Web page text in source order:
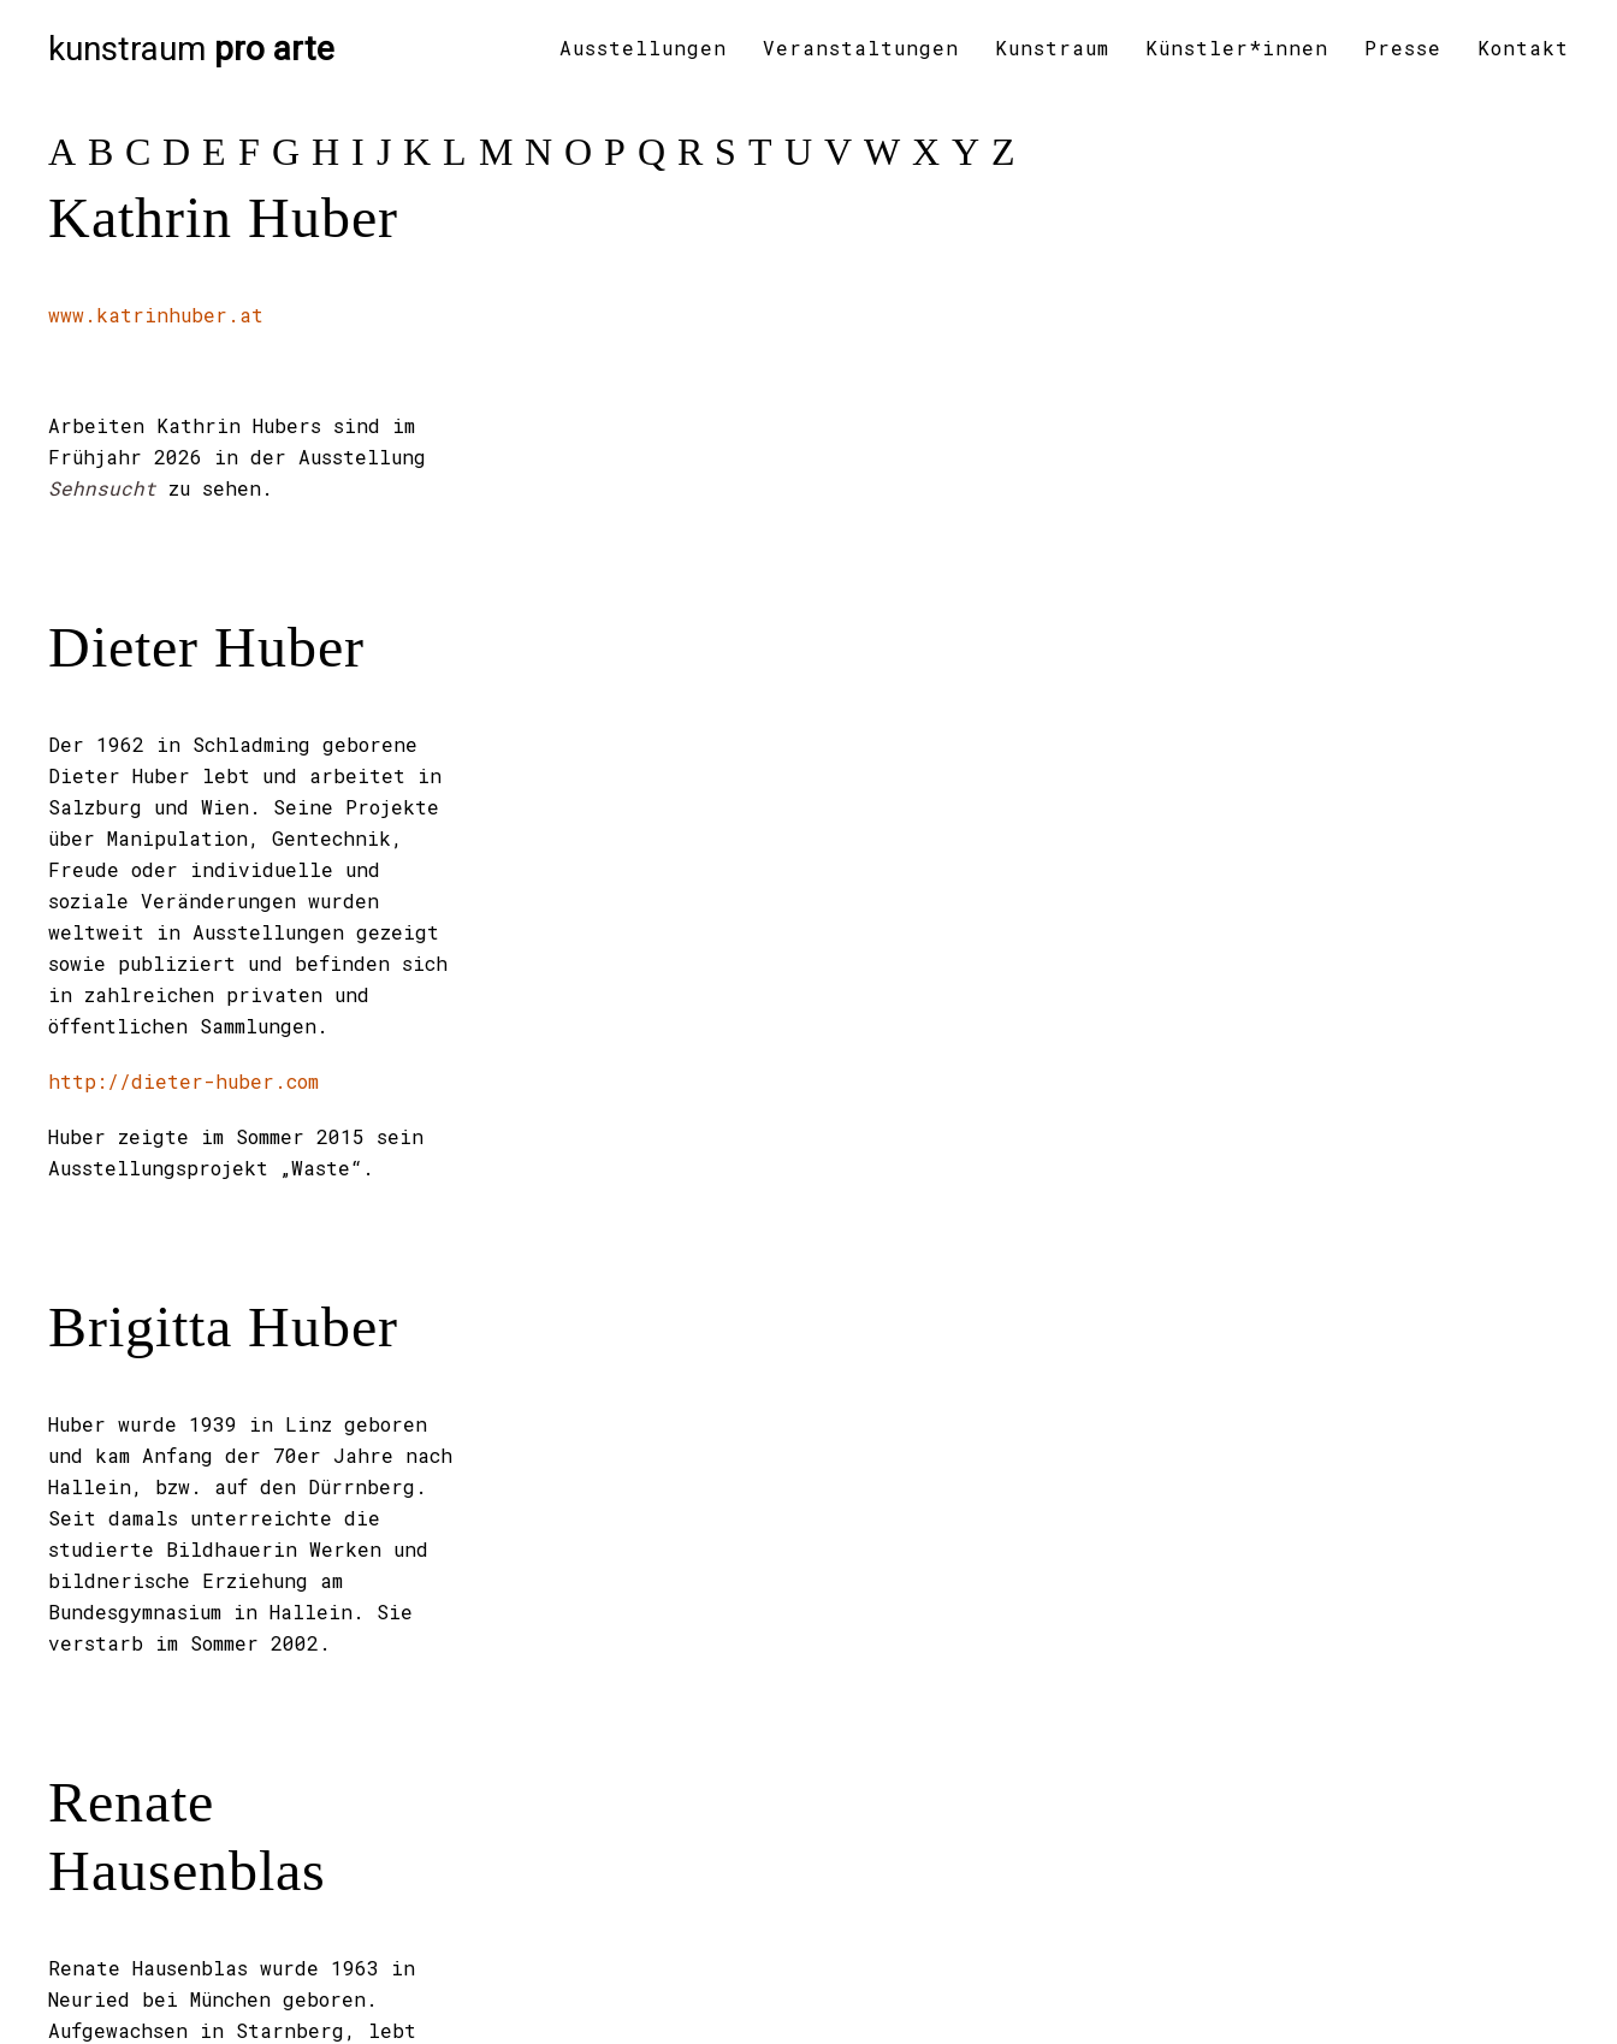
kunstraum pro arte Ausstellungen Veranstaltungen Kunstraum Künstler*innen Presse Kontakt
A B C D E F G H I J K L M N O P Q R S T U V W X Y Z
Kathrin Huber
www.katrinhuber.at
Arbeiten Kathrin Hubers sind im
Frühjahr 2026 in der Ausstellung
Sehnsucht zu sehen.
Dieter Huber
Der 1962 in Schladming geborene
Dieter Huber lebt und arbeitet in
Salzburg und Wien. Seine Projekte
über Manipulation, Gentechnik,
Freude oder individuelle und
soziale Veränderungen wurden
weltweit in Ausstellungen gezeigt
sowie publiziert und befinden sich
in zahlreichen privaten und
öffentlichen Sammlungen.
http://dieter-huber.com
Huber zeigte im Sommer 2015 sein
Ausstellungsprojekt „Waste“.
Brigitta Huber
Huber wurde 1939 in Linz geboren
und kam Anfang der 70er Jahre nach
Hallein, bzw. auf den Dürrnberg.
Seit damals unterreichte die
studierte Bildhauerin Werken und
bildnerische Erziehung am
Bundesgymnasium in Hallein. Sie
verstarb im Sommer 2002.
Renate
Hausenblas
Renate Hausenblas wurde 1963 in
Neuried bei München geboren.
Aufgewachsen in Starnberg, lebt